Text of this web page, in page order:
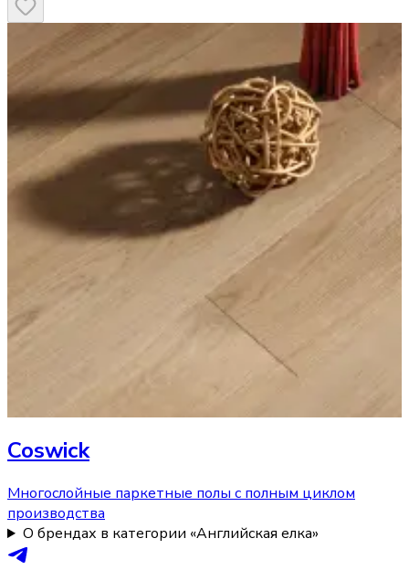
Coswick
Многослойные паркетные полы с полным циклом
производства
О брендах в категории «Английская елка»